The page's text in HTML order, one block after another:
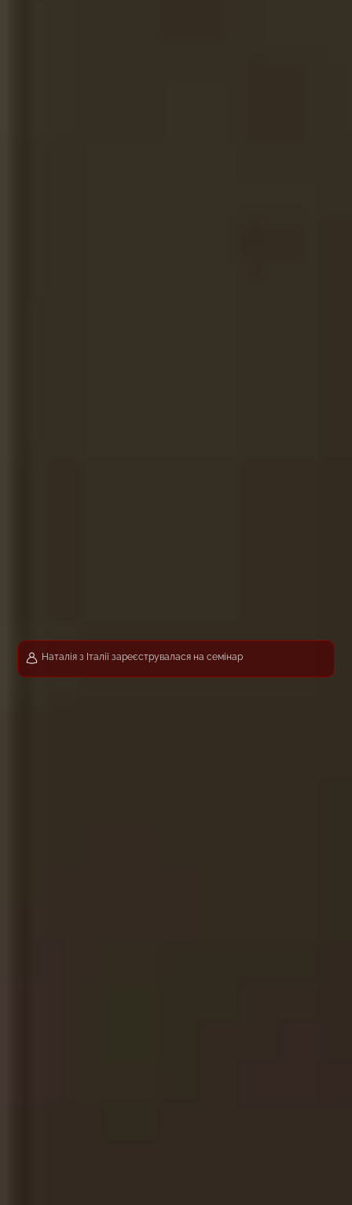
Наталія з Італії зареєструвалася на семінар